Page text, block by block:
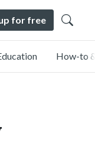
for free
How-to